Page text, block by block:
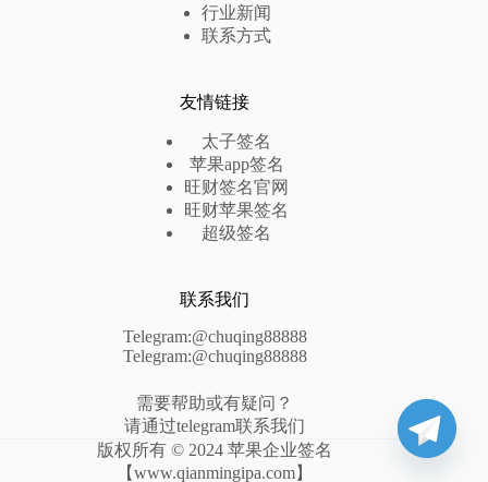
行业新闻
联系方式
友情链接
太子签名
苹果app签名
旺财签名官网
旺财苹果签名
超级签名
联系我们
Telegram:@chuqing88888
Telegram:@chuqing88888
需要帮助或有疑问？
请通过telegram联系我们
版权所有 © 2024 苹果企业签名
【www.qianmingipa.com】